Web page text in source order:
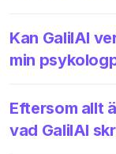
Kan GalilAI
min
Eftersom allt
vad GalilAI